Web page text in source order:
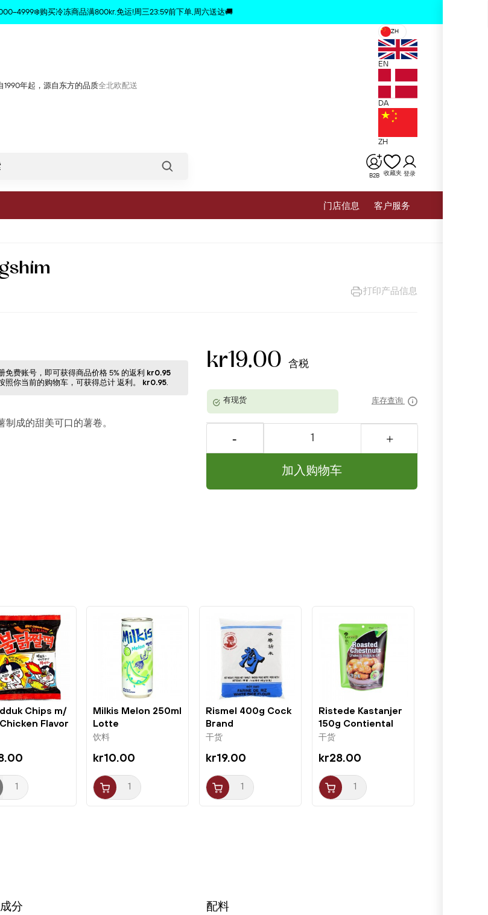
购买冷冻商品满800kr.免运!周三23:59前下单,周六送达🚚
1990年起，源自东方的品质全北欧配送
ZH
EN
DA
ZH
B2B 收藏夹 登录
⻔店信息 客户服务
打印产品信息
免费账号，即可获得商品价格 5% 的返利 kr0.95
照你当前的购物⻋，可获得总计 返利。 kr0.95.
制成的甜美可口的薯卷。
kr19.00 含税
库存查询
加入购物车
分 配料
Chips m/
Flavor
Milkis Melon 250ml
Lotte
饮料
kr10.00
Rismel 400g Cock
Brand
干货
kr19.00
Ristede Kastanjer
150g Contiental
Gourmet
干货
kr28.00
商品已从购物车中删除